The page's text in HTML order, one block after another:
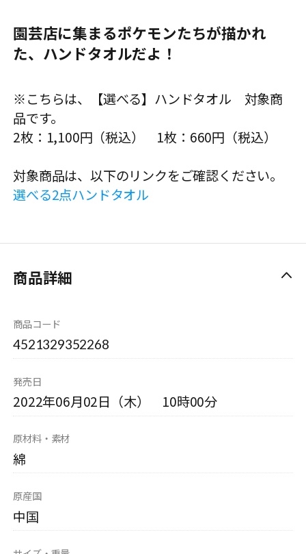
園芸店に集まるポケモンたちが描かれ
た、ハンドタオルだよ！
※こちらは、【選べる】ハンドタオル 対象商
品です。
2枚：1,100円（税込） 1枚：660円（税込）
対象商品は、以下のリンクをご確認ください。
選べる2点ハンドタオル
商品詳細
商品コード
4521329352268
発売日
2022年06月02日（木） 10時00分
原材料・素材
綿
原産国
中国